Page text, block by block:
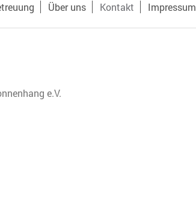
Über uns Kontakt Impressum
e.V.